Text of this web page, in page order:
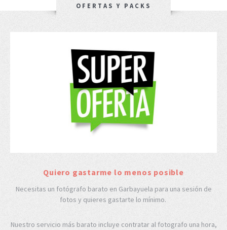
OFERTAS Y PACKS
Quiero gastarme lo menos posible
Necesitas un fotógrafo barato en Garbayuela para una sesión de
fotos y quieres gastarte lo mínimo.
Nuestro servicio más barato incluye contratar al fotografo una hora,